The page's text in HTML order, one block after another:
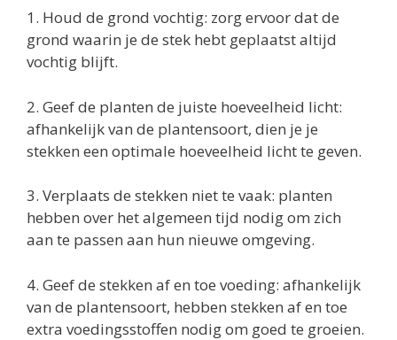
1. Houd de grond vochtig: zorg ervoor dat de
grond waarin je de stek hebt geplaatst altijd
vochtig blijft.
2. Geef de planten de juiste hoeveelheid licht:
afhankelijk van de plantensoort, dien je je
stekken een optimale hoeveelheid licht te geven.
3. Verplaats de stekken niet te vaak: planten
hebben over het algemeen tijd nodig om zich
aan te passen aan hun nieuwe omgeving.
4. Geef de stekken af en toe voeding: afhankelijk
van de plantensoort, hebben stekken af en toe
extra voedingsstoffen nodig om goed te groeien.